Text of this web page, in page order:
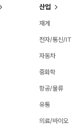
산업
재계
전자/통신/IT
자동차
중화학
항공/물류
유통
의료/바이오